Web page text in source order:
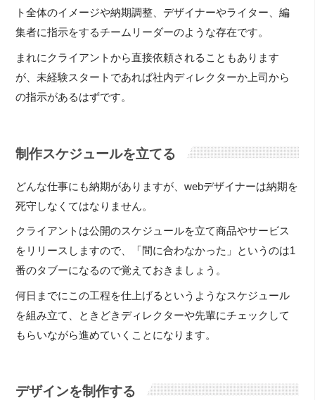
ト全体のイメージや納期調整、デザイナーやライター、編
集者に指示をするチームリーダーのような存在です。
まれにクライアントから直接依頼されることもあります
が、未経験スタートであれば社内ディレクターか上司から
の指示があるはずです。
制作スケジュールを立てる
どんな仕事にも納期がありますが、webデザイナーは納期を
死守しなくてはなりません。
クライアントは公開のスケジュールを立て商品やサービス
をリリースしますので、「間に合わなかった」というのは1
番のタブーになるので覚えておきましょう。
何日までにこの工程を仕上げるというようなスケジュール
を組み立て、ときどきディレクターや先輩にチェックして
もらいながら進めていくことになります。
デザインを制作する